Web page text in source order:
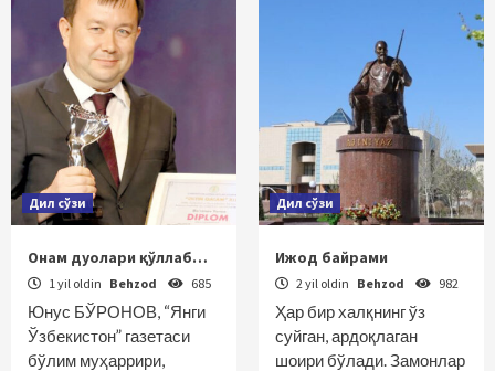
Дил сўзи
Онам дуолари қўллаб…
1 yil oldin Behzod 685
Юнус БЎРОНОВ, “Янги
Ўзбекистон” газетаси
бўлим муҳаррири,
Дил сўзи
Ижод байрами
2 yil oldin Behzod 982
Ҳар бир халқнинг ўз
суйган, ардоқлаган
шоири бўлади. Замонлар